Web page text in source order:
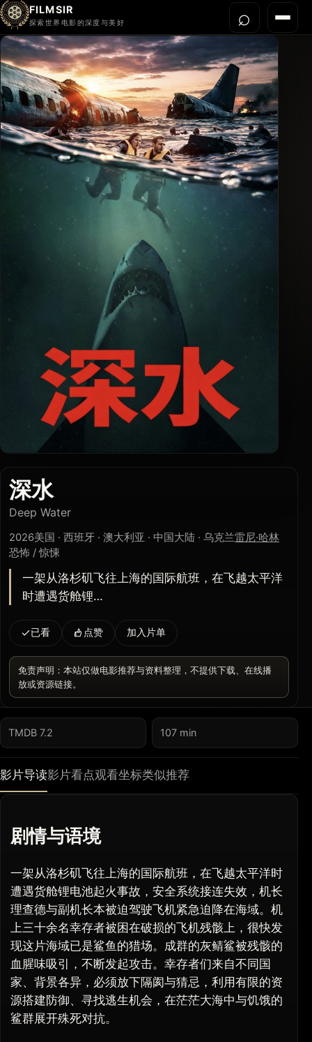
FILMSIR
探索世界电影的深度与美好 菜单
首页
今晚看什么
世界电影节
导演宇宙
影片库
影评与解读
⌕打开
深水
Deep Water
2026美国 · 西班牙 · 澳大利亚 · 中国大陆 · 乌克兰雷尼·哈林
恐怖 / 惊悚
一架从洛杉矶飞往上海的国际航班，在飞越太平洋
时遭遇货舱锂…
已看 点赞 加入片单
免责声明：本站仅做电影推荐与资料整理，不提供下载、在线播
放或资源链接。
TMDB 7.2 107 min
影片导读影片看点观看坐标类似推荐
剧情与语境
一架从洛杉矶飞往上海的国际航班，在飞越太平洋时
遭遇货舱锂电池起火事故，安全系统接连失效，机长
理查德与副机长本被迫驾驶飞机紧急迫降在海域。机
上三十余名幸存者被困在破损的飞机残骸上，很快发
现这片海域已是鲨鱼的猎场。成群的灰鲭鲨被残骸的
血腥味吸引，不断发起攻击。幸存者们来自不同国
家、背景各异，必须放下隔阂与猜忌，利用有限的资
源搭建防御、寻找逃生机会，在茫茫大海中与饥饿的
鲨群展开殊死对抗。